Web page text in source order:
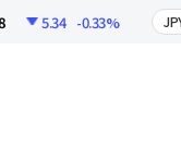
5.34 -0.33% JPY